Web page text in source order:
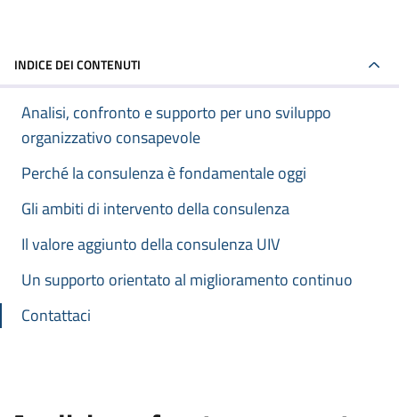
INDICE DEI CONTENUTI
Analisi, confronto e supporto per uno sviluppo
organizzativo consapevole
Perché la consulenza è fondamentale oggi
Gli ambiti di intervento della consulenza
Il valore aggiunto della consulenza UIV
Un supporto orientato al miglioramento continuo
Contattaci